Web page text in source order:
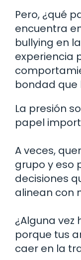
Pero, ¿qué
encuentra
bullying en
experiencia
bondad que
La presión
papel
A veces,
grupo y eso
decisiones
alinean con
¿Alguna vez
porque tus
caer en la